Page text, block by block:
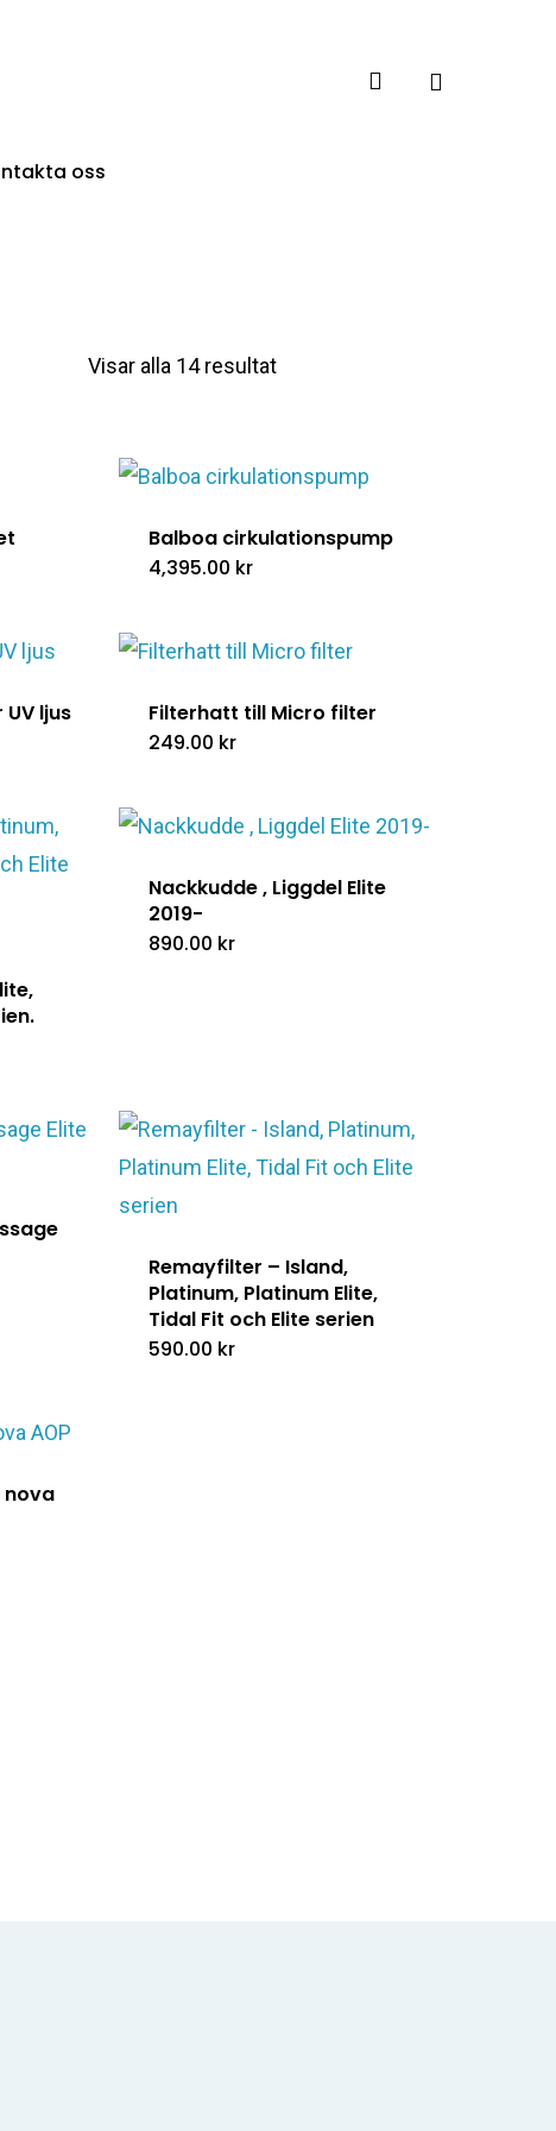
oss
Visar alla 14 resultat
Balboa cirkulationspump
4,395.00 kr
ljus
Filterhatt till Micro filter
249.00 kr
Nackkudde , Liggdel Elite
2019-
890.00 kr
Remayfilter – Island,
Platinum, Platinum Elite,
Tidal Fit och Elite serien
590.00 kr
nova